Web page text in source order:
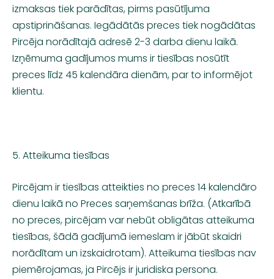
izmaksas tiek parādītas, pirms pasūtījuma
apstiprināšanas. Iegādātās preces tiek nogādātas
Pircēja norādītajā adresē 2-3 darba dienu laikā.
Izņēmuma gadījumos mums ir tiesības nosūtīt
preces līdz 45 kalendāra dienām, par to informējot
klientu.
5. Atteikuma tiesības
Pircējam ir tiesības atteikties no preces 14 kalendāro
dienu laikā no Preces saņemšanas brīža. (Atkarībā
no preces, pircējam var nebūt obligātas atteikuma
tiesības, šādā gadījumā iemeslam ir jābūt skaidri
norādītam un izskaidrotam). Atteikuma tiesības nav
piemērojamas, ja Pircējs ir juridiska persona.